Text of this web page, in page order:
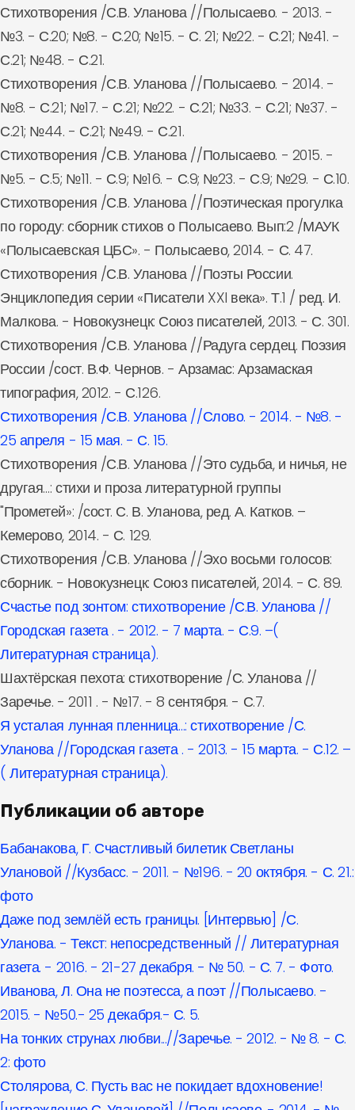
Стихотворения /С.В. Уланова //Полысаево. - 2013. -
№3. - С.20; №8. - С.20; №15. - С. 21; №22. - С.21; №41. -
С.21; №48. - С.21.
Стихотворения /С.В. Уланова //Полысаево. - 2014. -
№8. - С.21; №17. - С.21; №22. - С.21; №33. - С.21; №37. -
С.21; №44. - С.21; №49. - С.21.
Стихотворения /С.В. Уланова //Полысаево. - 2015. -
№5. - С.5; №11. - С.9; №16. - С.9; №23. - С.9; №29. - С.10.
Стихотворения /С.В. Уланова //Поэтическая прогулка
по городу: сборник стихов о Полысаево. Вып:2 /МАУК
«Полысаевская ЦБС». - Полысаево, 2014. - С. 47.
Стихотворения /С.В. Уланова //Поэты России.
Энциклопедия серии «Писатели XXI века». Т.1 / ред. И.
Малкова. - Новокузнецк: Союз писателей, 2013. - С. 301.
Стихотворения /С.В. Уланова //Радуга сердец. Поэзия
России /сост. В.Ф. Чернов. - Арзамас: Арзамаская
типография, 2012. - С.126.
Стихотворения /С.В. Уланова //Слово. - 2014. - №8. -
25 апреля - 15 мая. - С. 15.
Стихотворения /С.В. Уланова //Это судьба, и ничья, не
другая…: стихи и проза литературной группы
"Прометей»: /сост. С. В. Уланова, ред. А. Катков. –
Кемерово, 2014. - С. 129.
Стихотворения /С.В. Уланова //Эхо восьми голосов:
сборник. - Новокузнецк: Союз писателей, 2014. - С. 89.
Счастье под зонтом: стихотворение /С.В. Уланова //
Городская газета . - 2012. - 7 марта. - С.9. –(
Литературная страница).
Шахтёрская пехота: стихотворение /С. Уланова //
Заречье. - 2011 . - №17. - 8 сентября. - С.7.
Я усталая лунная пленница…: стихотворение /С.
Уланова //Городская газета . - 2013. - 15 марта. - С.12. –
( Литературная страница).
Публикации об авторе
Бабанакова, Г. Счастливый билетик Светланы
Улановой //Кузбасс. - 2011. - №196. - 20 октября. - С. 21.:
фото
Даже под землёй есть границы. [Интервью] /С.
Уланова. - Текст: непосредственный // Литературная
газета. - 2016. - 21-27 декабря. - № 50. - С. 7. - Фото.
Иванова, Л. Она не поэтесса, а поэт //Полысаево. -
2015. - №50.- 25 декабря.- С. 5.
На тонких струнах любви...//Заречье. - 2012. - № 8. - С.
2: фото
Столярова, С. Пусть вас не покидает вдохновение!